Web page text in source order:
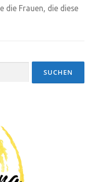
die Frauen, die diese